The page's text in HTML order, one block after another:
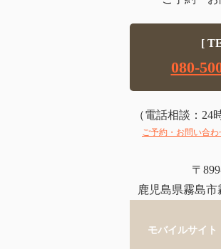
[
080-
（電話相談：24
ご予約・お問い合
〒
鹿児島県霧島市
モバイルサイト